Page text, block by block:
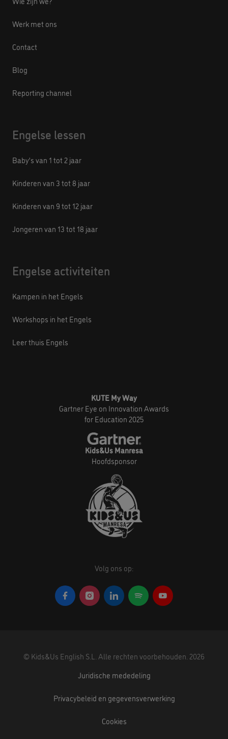
Werk met ons
Contact
Blog
Reporting channel
Engelse lessen
Baby’s van 1 tot 2 jaar
Kinderen van 3 tot 8 jaar
Kinderen van 9 tot 12 jaar
Jongeren van 13 tot 18 jaar
Engelse activiteiten
Kampen in het Engels
Workshops in het Engels
Leer thuis Engels
KUTE My Way
Gartner Eye on Innovation Awards
for Education 2025
Kids&Us Manresa
Hoofdsponsor
Volg ons op:
© Kids&Us English S.L. Alle rechten voorbehouden. 2026
Juridische mededeling
Privacybeleid en gegevensverwerking
Cookies